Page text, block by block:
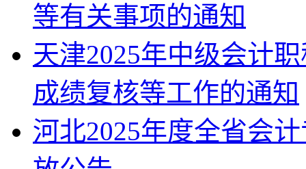
等有关事项的通知
天津2025年中级会计
成绩复核等工作的通知
河北2025年度全省会